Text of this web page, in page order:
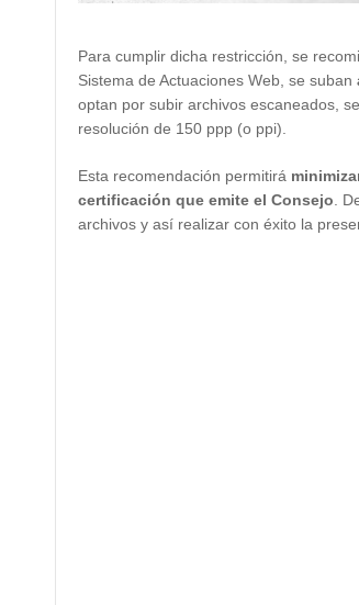
Para cumplir dicha restricción, se
Sistema de Actuaciones Web, se suban
optan por subir archivos escaneados,
resolución de 150 ppp (o ppi).
Esta recomendación permitirá
certificación que emite el Consejo .
archivos y así realizar con éxito la